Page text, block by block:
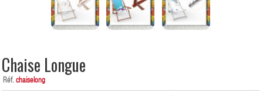
Chaise Longue
Réf. chaiselong